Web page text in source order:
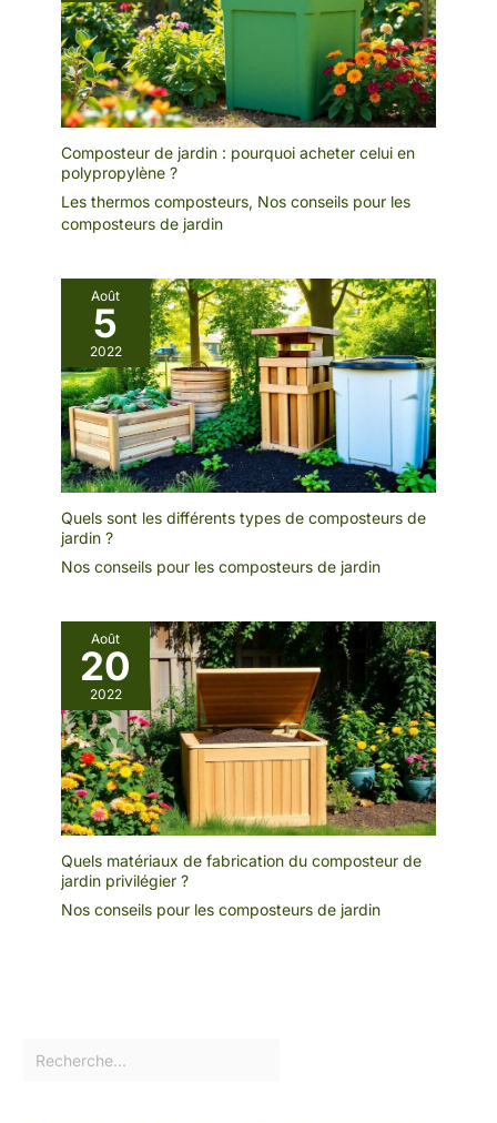
Composteur de jardin : pourquoi acheter celui en
polypropylène ?
Les thermos composteurs, Nos conseils pour les
composteurs de jardin
Août
5
2022
Quels sont les différents types de composteurs de
jardin ?
Nos conseils pour les composteurs de jardin
Août
20
2022
Quels matériaux de fabrication du composteur de
jardin privilégier ?
Nos conseils pour les composteurs de jardin